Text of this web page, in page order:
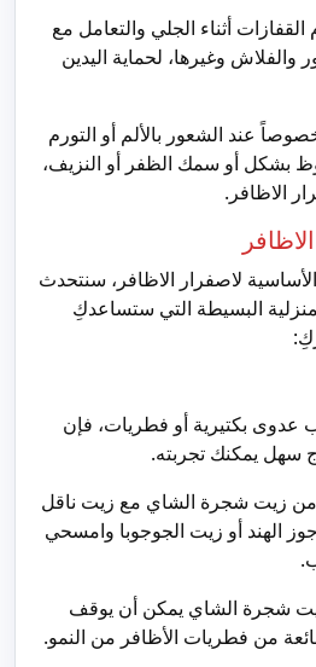
أثناء الجلي والتعامل مع
والفلاش وغيرها، لحماية اليدين
عند الشعور بالألم أو التورم
بشكل أو سمك الظفر أو النزيف،
الاظافر.
لاصفرار الاظافر، سنتحدث
البسيطة التي ستساعدكِ
عدوى بكتيرية أو فطريات، فإن
سهل يمكنك تجربته.
زيت شجرة الشاي مع زيت ناقل
الهند أو زيت الجوجوبا وامسحي
شجرة الشاي يمكن أن يوقف
من فطريات الأظافر من النمو.